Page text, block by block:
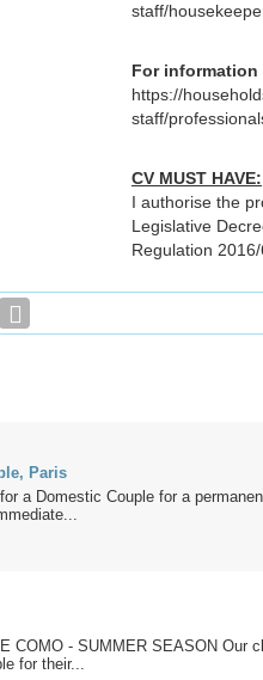
staff/
For
https://
staff/
CV MUST HAVE:
I authorise the
Legislative
Regulation
Paris
a Domestic Couple for a
COMO - SUMMER SEASON Our
for their...